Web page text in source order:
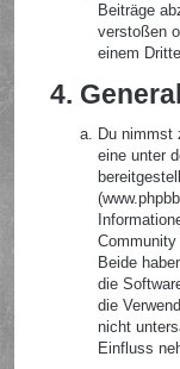
Beiträge
verstoßen
einem
4.
Du nimmst
eine unter
Community
Beide
die
die
nicht
Einfluss